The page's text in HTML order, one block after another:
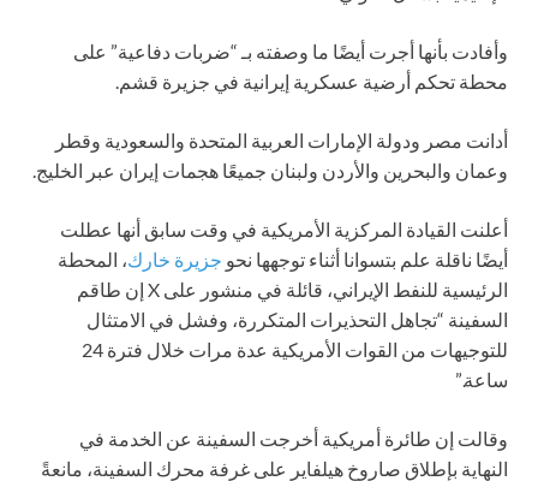
وأفادت بأنها أجرت أيضًا ما وصفته بـ “ضربات دفاعية” على
محطة تحكم أرضية عسكرية إيرانية في جزيرة قشم.
أدانت مصر ودولة الإمارات العربية المتحدة والسعودية وقطر
وعمان والبحرين والأردن ولبنان جميعًا هجمات إيران عبر الخليج.
أعلنت القيادة المركزية الأمريكية في وقت سابق أنها عطلت
أيضًا ناقلة علم بتسوانا أثناء توجهها نحو جزيرة خارك، المحطة
الرئيسية للنفط الإيراني، قائلة في منشور على X إن طاقم
السفينة “تجاهل التحذيرات المتكررة، وفشل في الامتثال
للتوجيهات من القوات الأمريكية عدة مرات خلال فترة 24
ساعة.”
وقالت إن طائرة أمريكية أخرجت السفينة عن الخدمة في
النهاية بإطلاق صاروخ هيلفاير على غرفة محرك السفينة، مانعةً